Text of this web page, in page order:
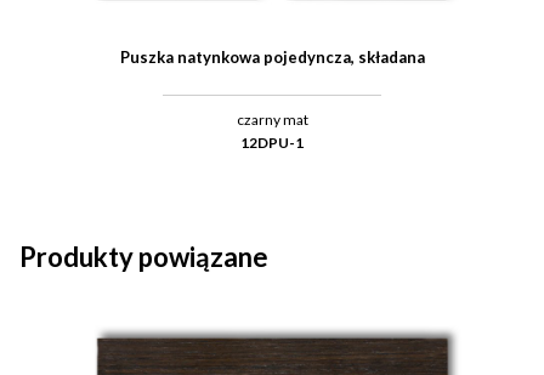
Puszka natynkowa pojedyncza, składana
czarny mat
12DPU-1
Produkty powiązane